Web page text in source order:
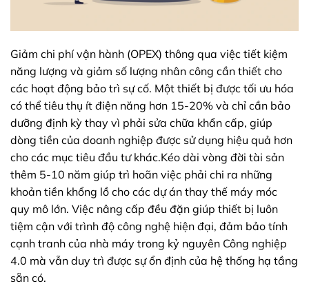
Giảm chi phí vận hành (OPEX) thông qua việc tiết kiệm
năng lượng và giảm số lượng nhân công cần thiết cho
các hoạt động bảo trì sự cố. Một thiết bị được tối ưu hóa
có thể tiêu thụ ít điện năng hơn 15-20% và chỉ cần bảo
dưỡng định kỳ thay vì phải sửa chữa khẩn cấp, giúp
dòng tiền của doanh nghiệp được sử dụng hiệu quả hơn
cho các mục tiêu đầu tư khác.Kéo dài vòng đời tài sản
thêm 5-10 năm giúp trì hoãn việc phải chi ra những
khoản tiền khổng lồ cho các dự án thay thế máy móc
quy mô lớn. Việc nâng cấp đều đặn giúp thiết bị luôn
tiệm cận với trình độ công nghệ hiện đại, đảm bảo tính
cạnh tranh của nhà máy trong kỷ nguyên Công nghiệp
4.0 mà vẫn duy trì được sự ổn định của hệ thống hạ tầng
sẵn có.